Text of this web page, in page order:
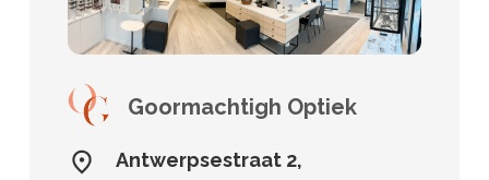
Goormachtigh Optiek
Antwerpsestraat 2,